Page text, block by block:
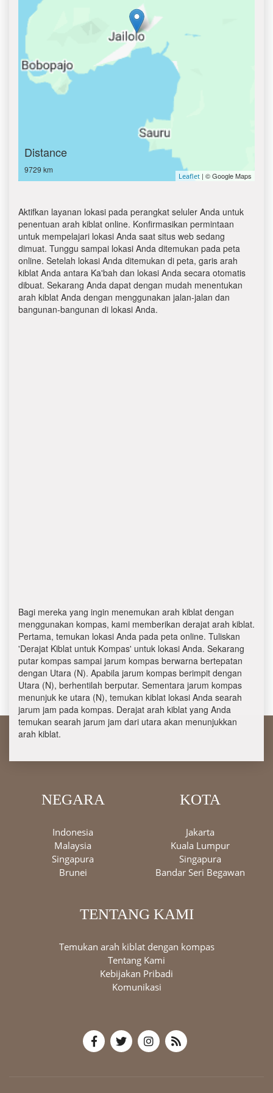
Distance
9729 km
Leaflet | © Google Maps
Aktifkan layanan lokasi pada perangkat seluler Anda untuk
penentuan arah kiblat online. Konfirmasikan permintaan
untuk mempelajari lokasi Anda saat situs web sedang
dimuat. Tunggu sampai lokasi Anda ditemukan pada peta
online. Setelah lokasi Anda ditemukan di peta, garis arah
kiblat Anda antara Ka'bah dan lokasi Anda secara otomatis
dibuat. Sekarang Anda dapat dengan mudah menentukan
arah kiblat Anda dengan menggunakan jalan-jalan dan
bangunan-bangunan di lokasi Anda.
Bagi mereka yang ingin menemukan arah kiblat dengan
menggunakan kompas, kami memberikan derajat arah kiblat.
Pertama, temukan lokasi Anda pada peta online. Tuliskan
'Derajat Kiblat untuk Kompas' untuk lokasi Anda. Sekarang
putar kompas sampai jarum kompas berwarna bertepatan
dengan Utara (N). Apabila jarum kompas berimpit dengan
Utara (N), berhentilah berputar. Sementara jarum kompas
menunjuk ke utara (N), temukan kiblat lokasi Anda searah
jarum jam pada kompas. Derajat arah kiblat yang Anda
temukan searah jarum jam dari utara akan menunjukkan
arah kiblat.
NEGARA
Indonesia
Malaysia
Singapura
Brunei
KOTA
Jakarta
Kuala Lumpur
Singapura
Bandar Seri Begawan
TENTANG KAMI
Temukan arah kiblat dengan kompas
Tentang Kami
Kebijakan Pribadi
Komunikasi